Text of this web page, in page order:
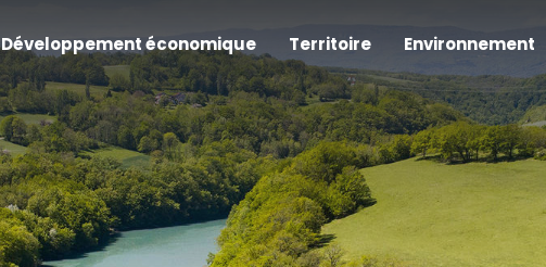
Développement économique Territoire
Environnement